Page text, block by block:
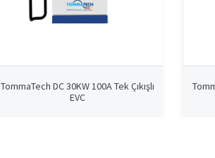
TommaTech DC 30KW 100A Tek Çıkışlı
EVC